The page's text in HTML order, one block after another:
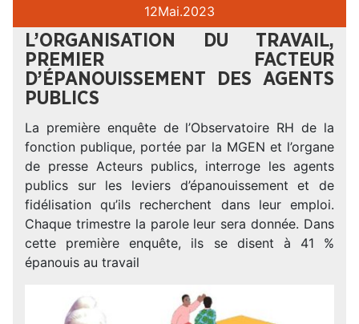
12Mai.2023
L’ORGANISATION DU TRAVAIL,
PREMIER FACTEUR
D’ÉPANOUISSEMENT DES AGENTS
PUBLICS
La première enquête de l’Observatoire RH de la
fonction publique, portée par la MGEN et l’organe
de presse Acteurs publics, interroge les agents
publics sur les leviers d’épanouissement et de
fidélisation qu’ils recherchent dans leur emploi.
Chaque trimestre la parole leur sera donnée. Dans
cette première enquête, ils se disent à 41 %
épanouis au travail